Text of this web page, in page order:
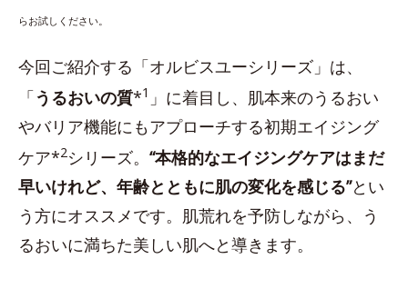
らお試しください。
今回ご紹介する「オルビスユーシリーズ」は、
「うるおいの質*1 」に着目し、肌本来のうるおい
やバリア機能にもアプローチする初期エイジング
ケア*2シリーズ。 “本格的なエイジングケアはまだ
早いけれど、年齢とともに肌の変化を感じる”とい
う方にオススメです。肌荒れを予防しながら、う
るおいに満ちた美しい肌へと導きます。